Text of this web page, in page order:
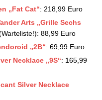
„Fat Cat“: 218,99 Euro
Arts „Grille Sechs
88,99 Euro
„2B“: 69,99 Euro
Necklace „9S“: 165,99
Silver Necklace